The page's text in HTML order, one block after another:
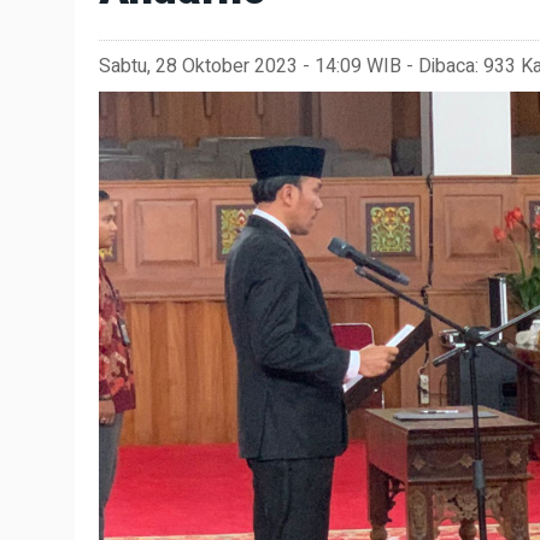
Sabtu, 28 Oktober 2023 - 14:09 WIB - Dibaca: 933